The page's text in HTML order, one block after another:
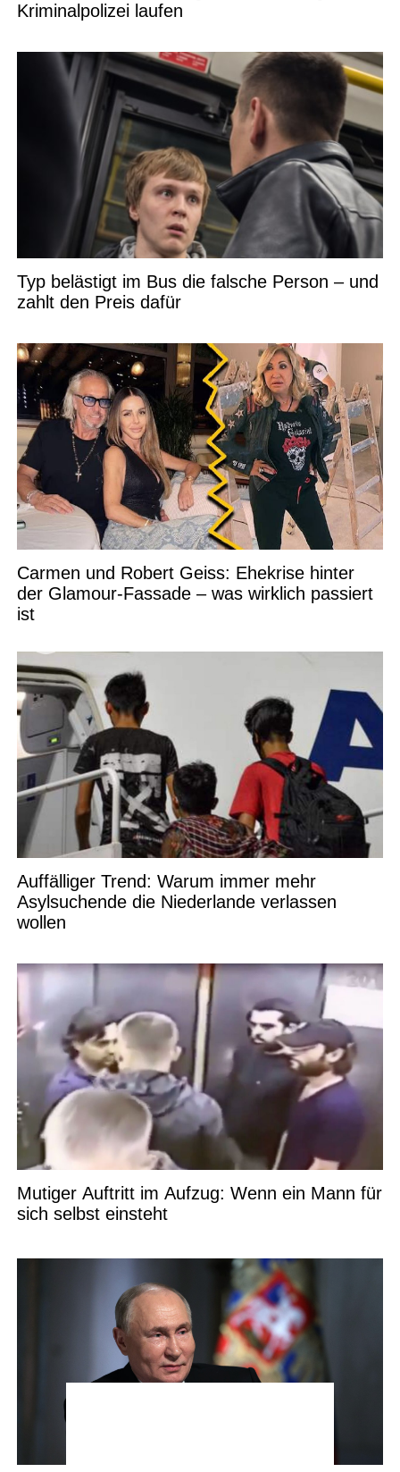
Kriminalpolizei laufen
Typ belästigt im Bus die falsche Person – und
zahlt den Preis dafür
Carmen und Robert Geiss: Ehekrise hinter
der Glamour-Fassade – was wirklich passiert
ist
Auffälliger Trend: Warum immer mehr
Asylsuchende die Niederlande verlassen
wollen
Mutiger Auftritt im Aufzug: Wenn ein Mann für
sich selbst einsteht